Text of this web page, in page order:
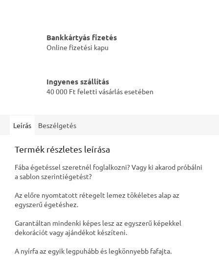
Bankkártyás fizetés
Online fizetési kapu
Ingyenes szállítás
40 000 Ft feletti vásárlás esetében
Leírás Beszélgetés
Termék részletes leírása
Fába égetéssel szeretnél foglalkozni? Vagy ki akarod próbálni
a sablon szerintiégetést?
Az előre nyomtatott rétegelt lemez tökéletes alap az
egyszerű égetéshez.
Garantáltan mindenki képes lesz az egyszerű képekkel
dekorációt vagy ajándékot készíteni.
A nyírfa az egyik legpuhább és legkönnyebb fafajta.